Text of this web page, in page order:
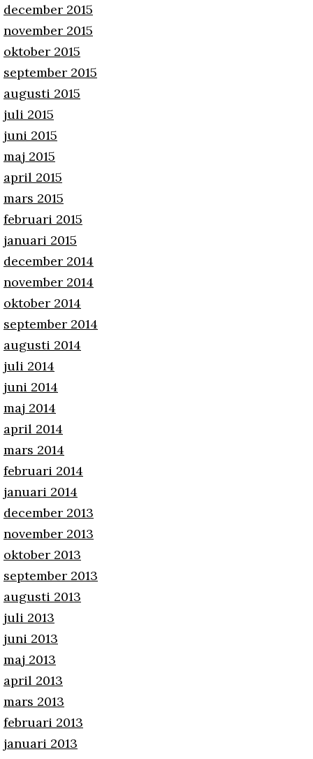
december 2015
november 2015
oktober 2015
september 2015
augusti 2015
juli 2015
juni 2015
maj 2015
april 2015
mars 2015
februari 2015
januari 2015
december 2014
november 2014
oktober 2014
september 2014
augusti 2014
juli 2014
juni 2014
maj 2014
april 2014
mars 2014
februari 2014
januari 2014
december 2013
november 2013
oktober 2013
september 2013
augusti 2013
juli 2013
juni 2013
maj 2013
april 2013
mars 2013
februari 2013
januari 2013